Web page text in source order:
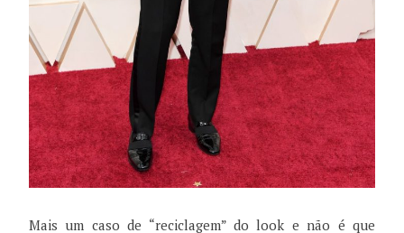
Mais um caso de “reciclagem” do look e não é que